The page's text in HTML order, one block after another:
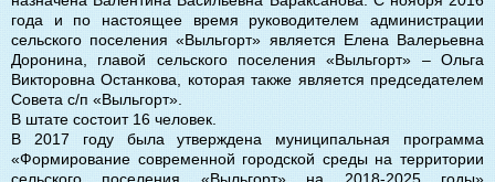
года и по настоящее время руководителем администрации
сельского поселения «Выльгорт» является Елена Валерьевна
Доронина, главой сельского поселения «Выльгорт» – Ольга
Викторовна Останкова, которая также является председателем
Совета с/п «Выльгорт».
В штате состоит 16 человек.
В 2017 году была утверждена муниципальная программа
«Формирование современной городской среды на территории
сельского поселения «Выльгорт» на 2018-2025 годы»